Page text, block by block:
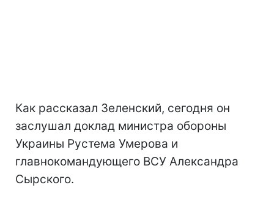
Как рассказал Зеленский, сегодня он
заслушал доклад министра обороны
Украины Рустема Умерова и
главнокомандующего ВСУ Александра
Сырского.